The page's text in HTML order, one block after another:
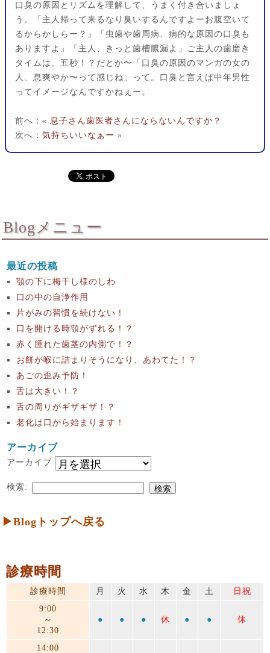
口臭の原因とリズムを理解して、うまく付き合いましょ
う。「主人帰って来るなり臭いするんですよーお腹空いて
るからかしらー？」「虫歯や歯周病、病的な原因の口臭も
ありますよ」「主人、きっと歯槽膿漏よ」ご主人の歯磨き
タイムは、五秒！？だとか〜「口臭の原因のマンガの女の
人、息爽やか〜って感じね」って。口臭と言えば中年男性
ってイメージなんですかねぇー。
前へ：« 息子さん歯医者さんにならないんですか？
次へ： 気持ちいいなぁー »
Blogメニュー
最近の投稿
顎の下に梅干し様のしわ
口の中の自浄作用
片がみの習慣を続けない！
口を開ける時顎がずれる！？
赤く腫れた歯茎の内側で！？
お餅が喉に詰まりそうになり、あわてた！？
あごの歪み予防！
舌は大きい！？
舌の周りがギザギザ！？
老化は口から始まります！
アーカイブ
アーカイブ
検索:
▶Blogトップへ戻る
診療時間
診療時間 月 火 水 木 金 土
日祝
9:00
～
12:30
● ● ● 休 ● ● 休
14:00